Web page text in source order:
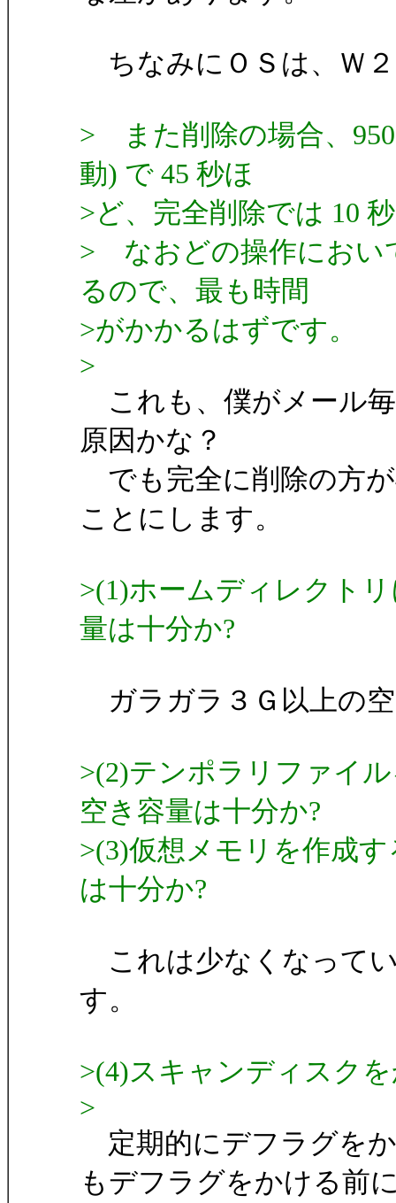
ちなみにＯＳは、Ｗ
> また削除の場合、
動) で 45 秒ほ
>ど、完全削除では 10
> なおどの操作におい
るので、最も時間
>がかかるはずです。
>
これも、僕がメール
原因かな？
でも完全に削除の方
ことにします。
>(1)ホームディレクト
量は十分か?
ガラガラ３Ｇ以上の
>(2)テンポラリファイ
空き容量は十分か?
>(3)仮想メモリを作成
は十分か?
これは少なくなって
す。
>(4)スキャンディスク
>
定期的にデフラグを
もデフラグをかける前